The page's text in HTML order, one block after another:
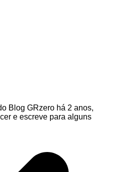
Blog GRzero há 2 anos,
e escreve para alguns